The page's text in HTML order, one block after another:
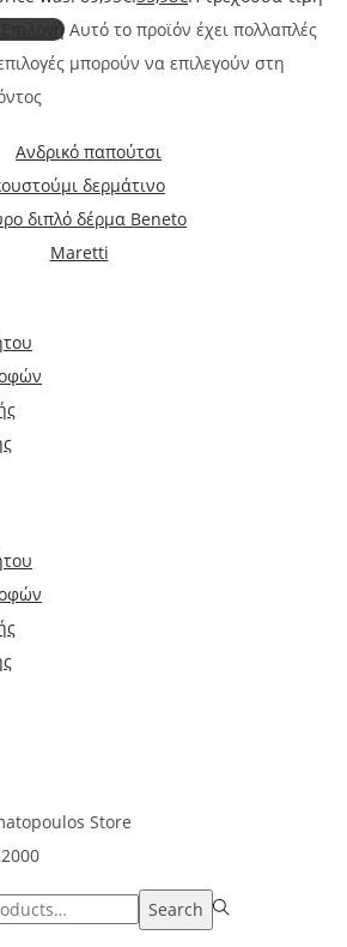
Επιλογή Αυτό το προϊόν έχει πολλαπλές
μπορούν να επιλεγούν στη
Store
Search